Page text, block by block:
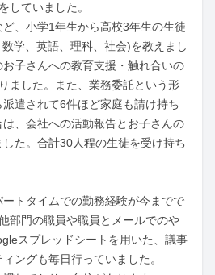
していました。
、小学1年生から高校3年生の生徒
学、英語、理科、社会)を教えまし
子さんへの教育支援・触れ合いの
ました。また、業務委託という形
遣されて6件ほど家庭も請け持ち
、会社への活動報告とお子さんの
た。合計30人程の生徒を受け持ち
トタイムでの勤務経験が今までで
部門の職員や職員とメールでのや
スプレッドシートを用いた、議事
ングも毎日行っていました。